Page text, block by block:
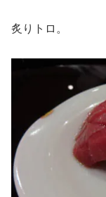
炙りトロ。